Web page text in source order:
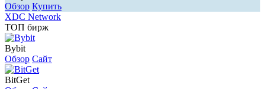
Обзор Купить
XDC Network
ТОП бирж
Bybit
Обзор Сайт
BitGet